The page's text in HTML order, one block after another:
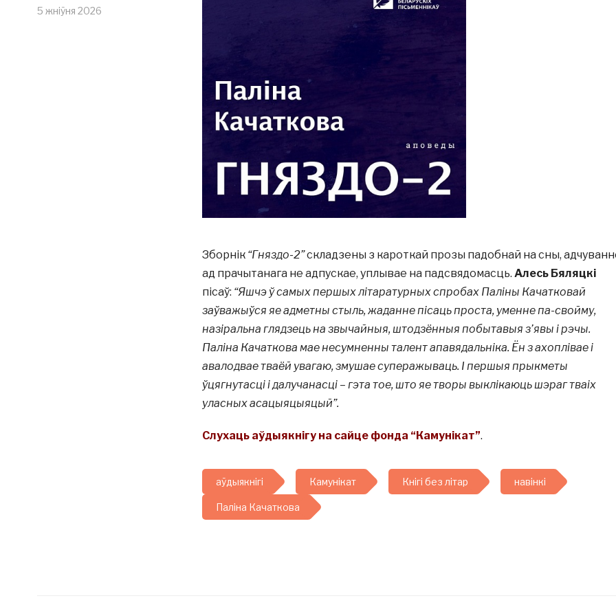
5 жніўня 2026
Зборнік “Гняздо-2”складзены з кароткай прозы падобнай на сны,
ад прачытанага не адпускае, уплывае на падсвядомасць. Алесь Бяляцкі
пісаў: “Яшчэ ў самых першых літаратурных спробах Паліны Качатковай
заўважыўся яе адметны стыль, жаданне пісаць проста, уменне па-свойму,
назіральна глядзець на звычайныя, штодзённыя побытавыя з’явы і рэчы.
Паліна Качаткова мае несумненны талент апавядальніка. Ён з ахоплівае і
авалодвае тваёй увагаю, змушае суперажываць. І першыя прыкметы
ўцягнутасці і далучанасці – гэта тое, што яе творы выклікаюць шэраг тваіх
уласных асацыяцыяцый”.
Слухаць аўдыякнігу на сайце фонда “Камунікат”.
аўдыякнігі Камунікат Кнігі без літар навінкі
Паліна Качаткова